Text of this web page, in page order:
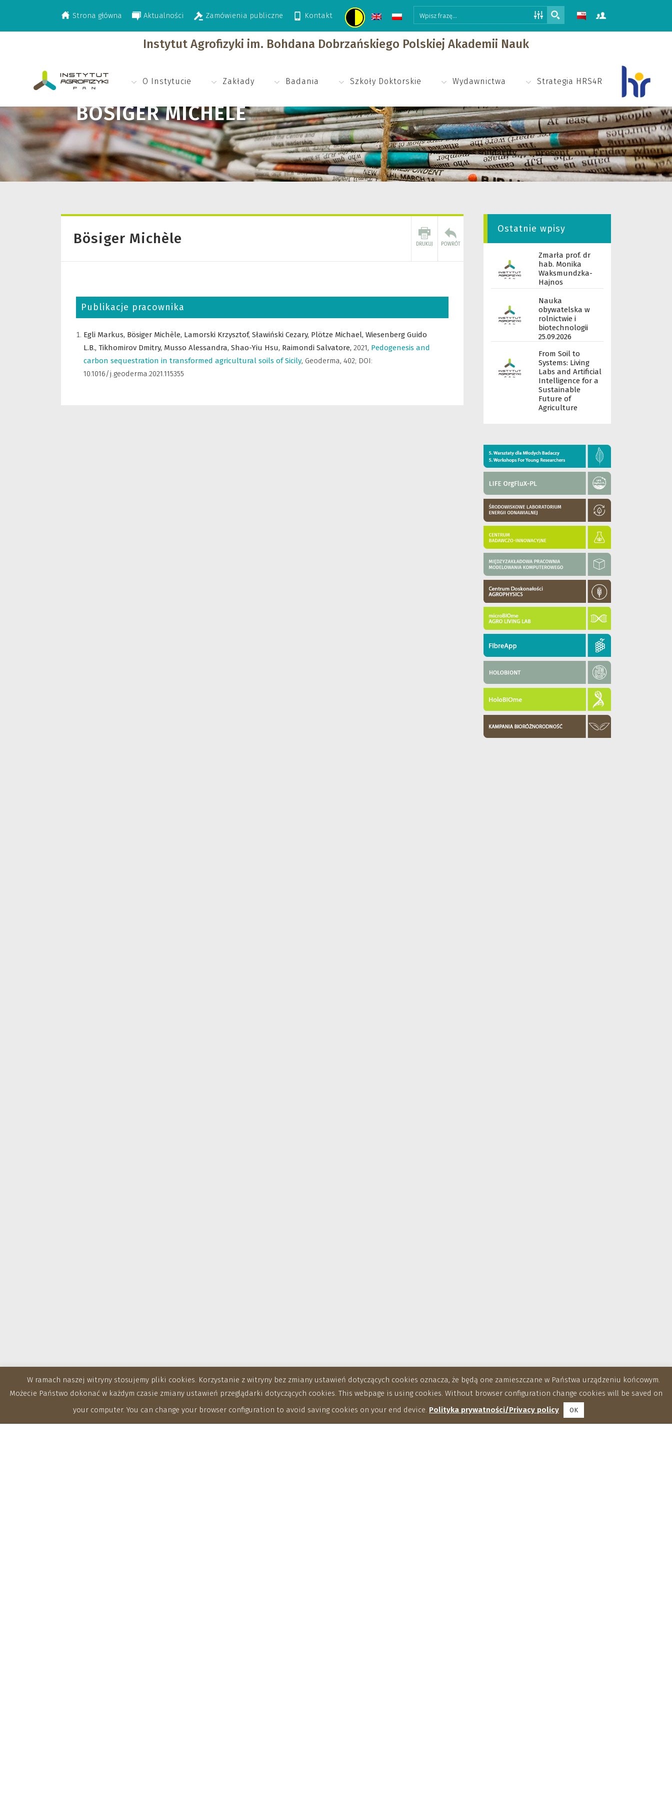
Strona główna Aktualności Zamówienia publiczne Kontakt
Instytut Agrofizyki im. Bohdana Dobrzańskiego Polskiej Akademii Nauk
O Instytucie Zakłady Badania Szkoły Doktorskie Wydawnictwa Strategia HRS4R
BÖSIGER MICHÈLE
>Bösiger Michèle
Bösiger Michèle
Publikacje pracownika
Egli Markus, Bösiger Michèle, Lamorski Krzysztof, Sławiński Cezary, Plötze Michael, Wiesenberg Guido
L.B., Tikhomirov Dmitry, Musso Alessandra, Shao-Yiu Hsu, Raimondi Salvatore, 2021, Pedogenesis and
carbon sequestration in transformed agricultural soils of Sicily, Geoderma, 402; DOI:
10.1016/j.geoderma.2021.115355
Ostatnie wpisy
Zmarła prof. dr
hab. Monika
Waksmundzka-
Hajnos
Nauka
obywatelska w
rolnictwie i
biotechnologii
25.09.2026
From Soil to
Systems: Living
Labs and Artificial
Intelligence for a
Sustainable
Future of
Agriculture
W ramach naszej witryny stosujemy pliki cookies. Korzystanie z witryny bez zmiany ustawień dotyczących cookies oznacza, że będą one zamieszczane w Państwa urządzeniu końcowym.
Możecie Państwo dokonać w każdym czasie zmiany ustawień przeglądarki dotyczących cookies. This webpage is using cookies. Without browser configuration change cookies will be saved on
your computer. You can change your browser configuration to avoid saving cookies on your end device. Polityka prywatności/Privacy policy OK